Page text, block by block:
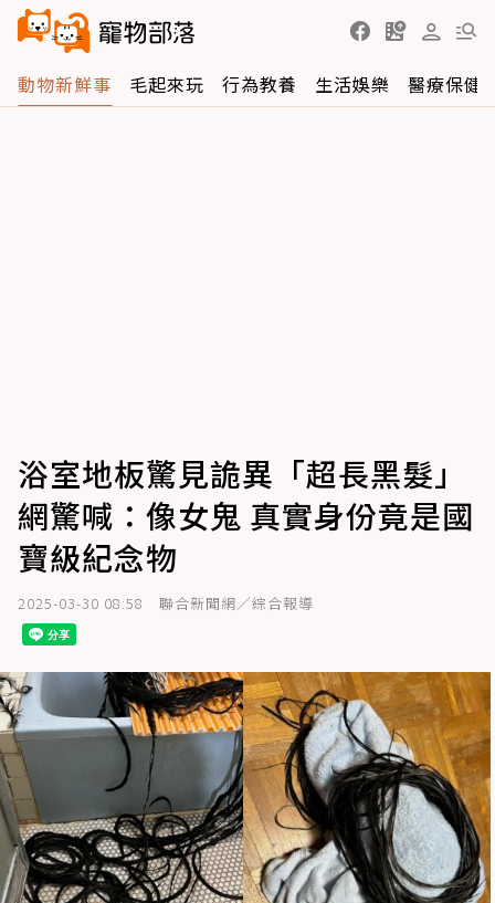
動物新鮮事 毛起來玩 行為教養 生活娛樂 醫療保健
浴室地板驚見詭異「超長黑髮」
網驚喊：像女鬼 真實身份竟是國
寶級紀念物
2025-03-30 08:58 聯合新聞網／綜合報導